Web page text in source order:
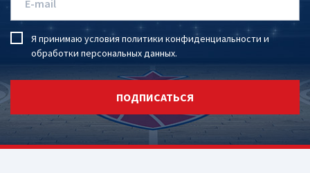
Я принимаю условия политики конфиденциальности и
обработки персональных данных.
ПОДПИСАТЬСЯ